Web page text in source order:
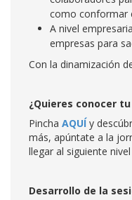
como conformar
A nivel
empresas para
Con la dinamización
¿Quieres conocer
Pincha AQUÍ y
más, apúntate a la
llegar al siguiente nivel
Desarrollo de la